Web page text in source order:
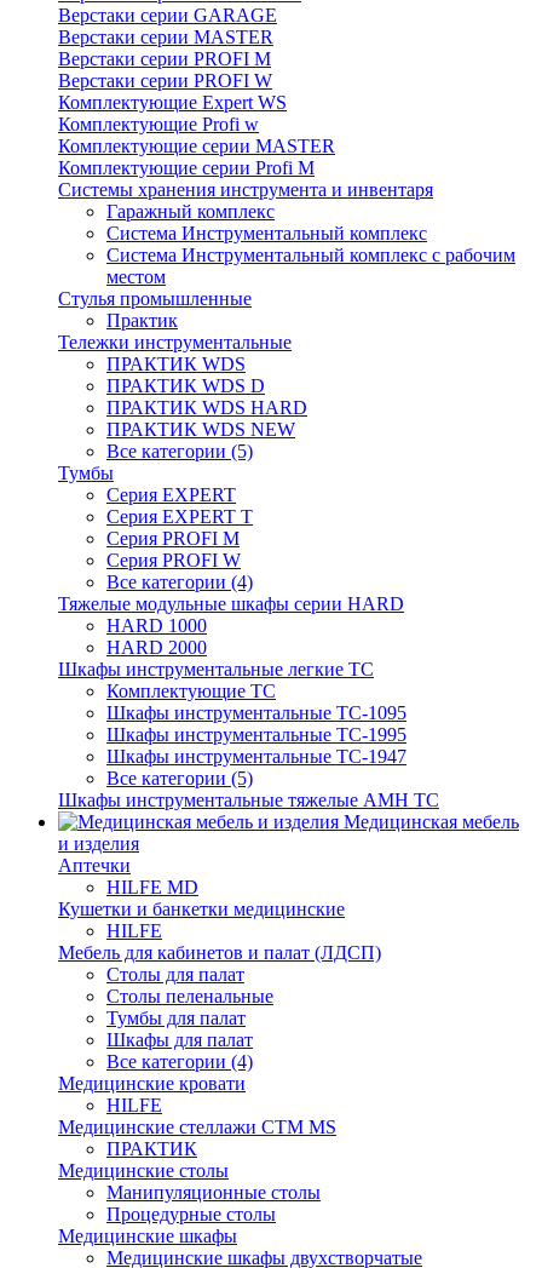
Верстаки серии GARAGE
Верстаки серии MASTER
Верстаки серии PROFI M
Верстаки серии PROFI W
Комплектующие Expert WS
Комплектующие Profi w
Комплектующие серии MASTER
Комплектующие серии Profi M
Системы хранения инструмента и инвентаря
Гаражный комплекс
Система Инструментальный комплекс
Система Инструментальный комплекс с рабочим
местом
Стулья промышленные
Практик
Тележки инструментальные
ПРАКТИК WDS
ПРАКТИК WDS D
ПРАКТИК WDS HARD
ПРАКТИК WDS NEW
Все категории (5)
Тумбы
Серия EXPERT
Серия EXPERT T
Серия PROFI M
Серия PROFI W
Все категории (4)
Тяжелые модульные шкафы серии HARD
HARD 1000
HARD 2000
Шкафы инструментальные легкие ТС
Комплектующие ТС
Шкафы инструментальные TC-1095
Шкафы инструментальные TC-1995
Шкафы инструментальные ТС-1947
Все категории (5)
Шкафы инструментальные тяжелые AMH TC
Медицинская мебель
и изделия
Аптечки
HILFE MD
Кушетки и банкетки медицинские
HILFE
Мебель для кабинетов и палат (ЛДСП)
Столы для палат
Столы пеленальные
Тумбы для палат
Шкафы для палат
Все категории (4)
Медицинские кровати
HILFE
Медицинские стеллажи CTM MS
ПРАКТИК
Медицинские столы
Манипуляционные столы
Процедурные столы
Медицинские шкафы
Медицинские шкафы двухстворчатые